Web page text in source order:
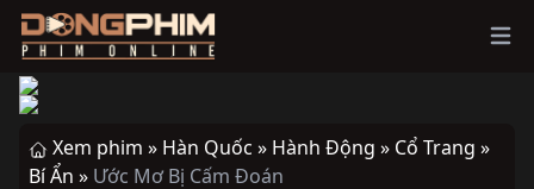
Xem phim » Hàn Quốc » Hành Động » Cổ Trang »
Bí Ẩn » Ước Mơ Bị Cấm Đoán